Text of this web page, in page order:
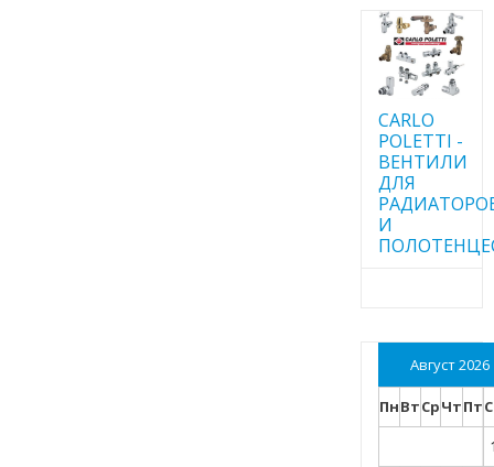
CARLO
POLETTI -
ВЕНТИЛИ
ДЛЯ
И
Август 2026
ПнВтСрЧтПт